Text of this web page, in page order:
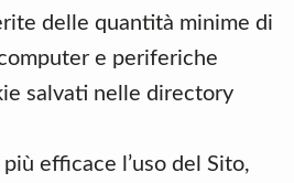
delle quantità minime di
e periferiche
salvati nelle directory
efficace l’uso del Sito,